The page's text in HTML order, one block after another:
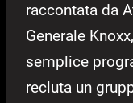
raccontata da
Generale
semplice
recluta un